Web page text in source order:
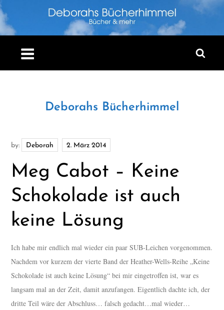
Skip
to
content
Deborahs Bücherhimmel
by: Deborah
Meg Cabot – Keine
Schokolade ist auch
keine Lösung
Ich habe mir endlich mal wieder ein paar SUB-Leichen vorgenommen.
Nachdem vor kurzem der vierte Band der Heather-Wells-Reihe „Keine
Schokolade ist auch keine Lösung“ bei mir eingetroffen ist, war es
langsam mal an der Zeit, damit anzufangen. Eigentlich dachte ich, der
dritte Teil wäre der Abschluss… falsch gedacht…mal wieder…